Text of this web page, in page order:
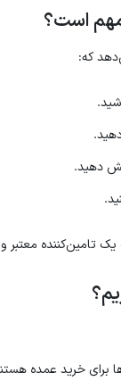
است؟
که:
دهید.
یک تامین‌کننده
برای خرید عمده